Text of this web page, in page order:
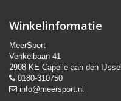
Winkelinformatie
MeerSport
Venkelbaan 41
2908 KE Capelle aan den IJssel
0180-310750
info@meersport.nl